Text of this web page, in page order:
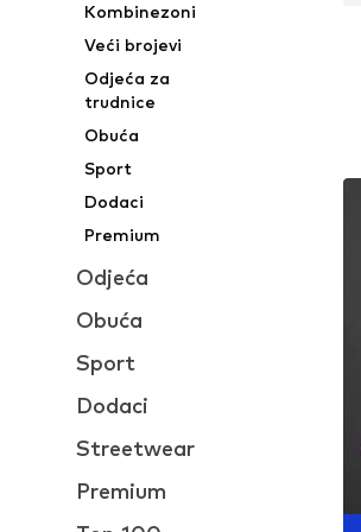
Kombinezoni
Veći brojevi
Odjeća za
trudnice
Obuća
Sport
Dodaci
Premium
Odjeća
Obuća
Sport
Dodaci
Streetwear
Premium